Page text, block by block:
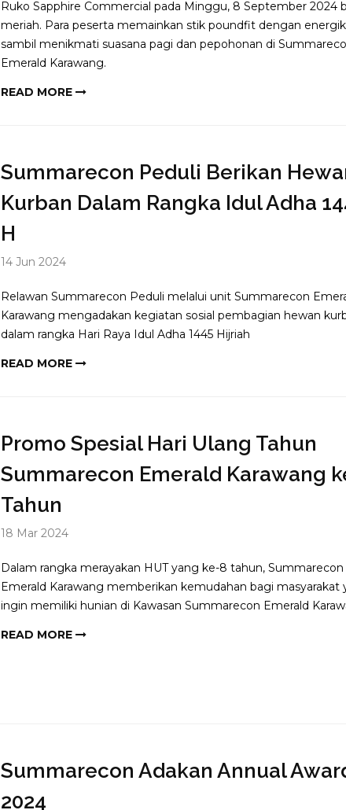
Ruko Sapphire Commercial pada Minggu, 8 September 2024
meriah. Para peserta memainkan stik poundfit dengan energik
sambil menikmati suasana pagi dan pepohonan di
Emerald Karawang.
READ MORE
Summarecon Peduli Berikan
Kurban Dalam Rangka Idul Adha
H
14 Jun 2024
Relawan Summarecon Peduli melalui unit Summarecon
Karawang mengadakan kegiatan sosial pembagian hewan
dalam rangka Hari Raya Idul Adha 1445 Hijriah
READ MORE
Promo Spesial Hari Ulang Tahun
Summarecon Emerald Karawang
Tahun
18 Mar 2024
Dalam rangka merayakan HUT yang ke-8 tahun, Summarecon
Emerald Karawang memberikan kemudahan bagi masyarakat
ingin memiliki hunian di Kawasan Summarecon Emerald
READ MORE
Summarecon Adakan Annual
2024